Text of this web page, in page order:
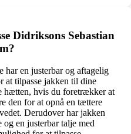
Didriksons Sebastian
har en justerbar og aftagelig
at tilpasse jakken til dine
hætten, hvis du foretrækker at
den for at opnå en tættere
Derudover har jakken
en justerbar talje med